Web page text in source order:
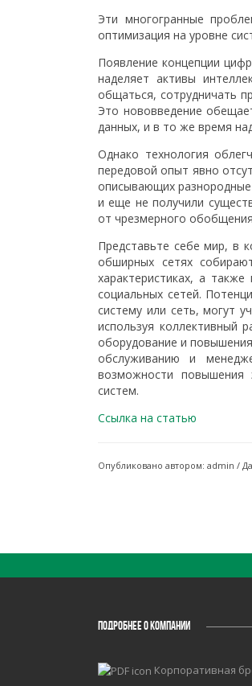
Эти многогранные
оптимизация на уровне
Появление концепции
наделяет активы
общаться, сотрудничать
Это нововведение
данных, и в то же время
Однако технология
передовой опыт явно
описывающих
и еще не получили
от чрезмерного
Представьте себе мир, в
обширных сетях
характеристиках, а
социальных сетей.
систему или сеть, могут
используя коллективный
оборудование и
обслуживанию и
возможности повышения
систем.
Ссылка на статью
Опубликовано автором: admin /
ПОДРОБНЕЕ О КОМПАНИИ
Корпоративная